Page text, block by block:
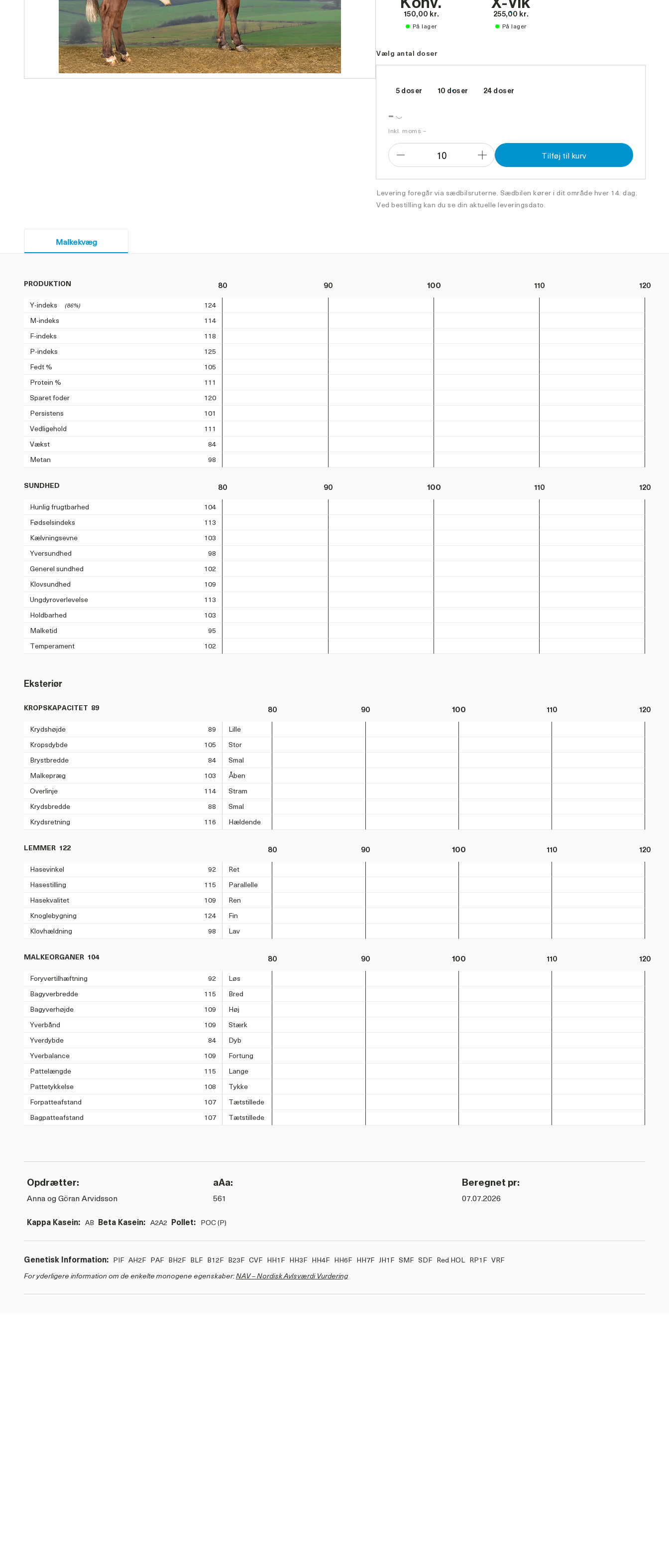
150,00 kr.
På lager
255,00 kr.
På lager
Vælg antal doser
5 doser 10 doser 24 doser
-
Inkl. moms –
10
Forøg
Tilføj til kurv
Levering foregår via sædbilsruterne. Sædbilen kører i dit område hver 14. dag.
Ved bestilling kan du se din aktuelle leveringsdato.
Malkekvæg
PRODUKTION 80 90 100 110 120
Y-indeks (86%)
124
M-indeks
114
F-indeks
118
P-indeks
125
Fedt %
105
Protein %
111
Sparet foder
120
Persistens
101
Vedligehold
111
Vækst
84
Metan
98
SUNDHED 80 90 100 110 120
Hunlig frugtbarhed
104
Fødselsindeks
113
Kælvningsevne
103
Yversundhed
98
Generel sundhed
102
Klovsundhed
109
Ungdyroverlevelse
113
Holdbarhed
103
Malketid
95
Temperament
102
Eksteriør
KROPSKAPACITET 89 80 90 100 110 120
Krydshøjde 89
Lille
Kropsdybde
105
Stor
Brystbredde
84
Smal
Malkepræg
103
Åben
Overlinje
114
Stram
Krydsbredde
88
Smal
Krydsretning
116 Hældende
LEMMER 122 80 90 100 110 120
Hasevinkel 92
Ret
Hasestilling
115
Parallelle
Hasekvalitet
109
Ren
Knoglebygning
124
Fin
Klovhældning
98 Lav
MALKEORGANER 104 80 90 100 110 120
Foryvertilhæftning 92
Løs
Bagyverbredde
115
Bred
Bagyverhøjde
109
Høj
Yverbånd
109
Stærk
Yverdybde
84
Dyb
Yverbalance
109
Fortung
Pattelængde
115
Lange
Pattetykkelse
108
Tykke
Forpatteafstand
107
Tætstillede
Bagpatteafstand
107 Tætstillede
Opdrætter: aAa: Beregnet pr:
Anna og Göran Arvidsson 561
07.07.2026
Kappa Kasein: AB Beta Kasein: A2A2 Pollet: POC (P)
Genetisk Information: PIF AH2F PAF BH2F BLF B12F B23F CVF HH1F HH3F HH4F HH6F HH7F JH1F SMF SDF Red HOL RP1F VRF
For yderligere information om de enkelte monogene egenskaber:NAV – Nordisk Avlsværdi Vurdering